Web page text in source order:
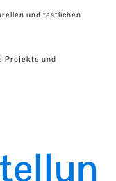
und festlichen
Projekte und